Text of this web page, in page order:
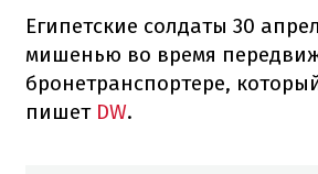
Египетские солдаты 30
мишенью во время
бронетранспортере,
пишет DW.